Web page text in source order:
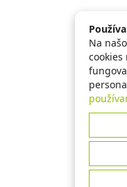
Na
cookies